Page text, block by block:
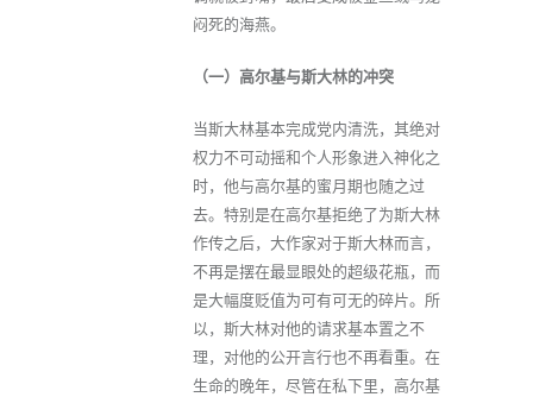
闷死的海燕。
（一）高尔基与斯大林的冲突
当斯大林基本完成党内清洗，其绝对
权力不可动摇和个人形象进入神化之
时，他与高尔基的蜜月期也随之过
去。特别是在高尔基拒绝了为斯大林
作传之后，大作家对于斯大林而言，
不再是摆在最显眼处的超级花瓶，而
是大幅度贬值为可有可无的碎片。所
以，斯大林对他的请求基本置之不
理，对他的公开言行也不再看重。在
生命的晚年，尽管在私下里，高尔基